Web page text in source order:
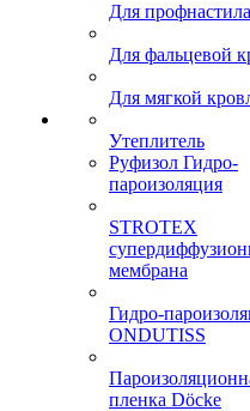
Для профнастила
Для фальцевой
Для мягкой
Утеплитель
Руфизол Гидро-
пароизоляция
STROTEX
мембрана
Гидро-
ONDUTISS
пленка Döcke